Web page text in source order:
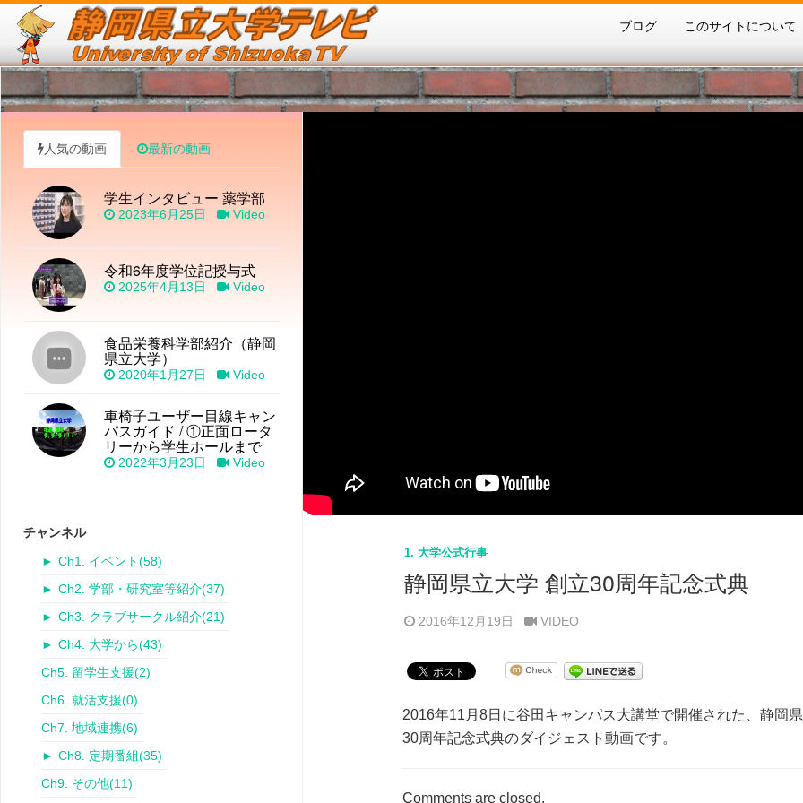
ブログ このサイトについて
1. 大学公式行事
静岡県立大学 創立30周年記念式典
2016年12月19日 VIDEO
2016年11月8日に谷田キャンパス大講堂で開催された、静岡
30周年記念式典のダイジェスト動画です。
Comments are closed.
人気の動画 最新の動画
学生インタビュー 薬学部
2023年6月25日 Video
令和6年度学位記授与式
2025年4月13日 Video
食品栄養科学部紹介（静岡
県立大学）
2020年1月27日 Video
車椅子ユーザー目線キャン
パスガイド / ①正面ロータ
リーから学生ホールまで
2022年3月23日 Video
チャンネル
► Ch1. イベント(58)
► Ch2. 学部・研究室等紹介(37)
► Ch3. クラブサークル紹介(21)
► Ch4. 大学から(43)
Ch5. 留学生支援(2)
Ch6. 就活支援(0)
Ch7. 地域連携(6)
► Ch8. 定期番組(35)
Ch9. その他(11)